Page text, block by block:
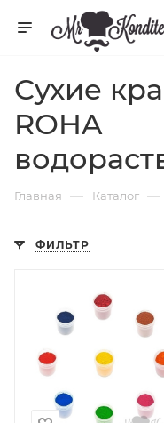
Сухие
ROHA
Главная — Каталог —
ФИЛЬТР